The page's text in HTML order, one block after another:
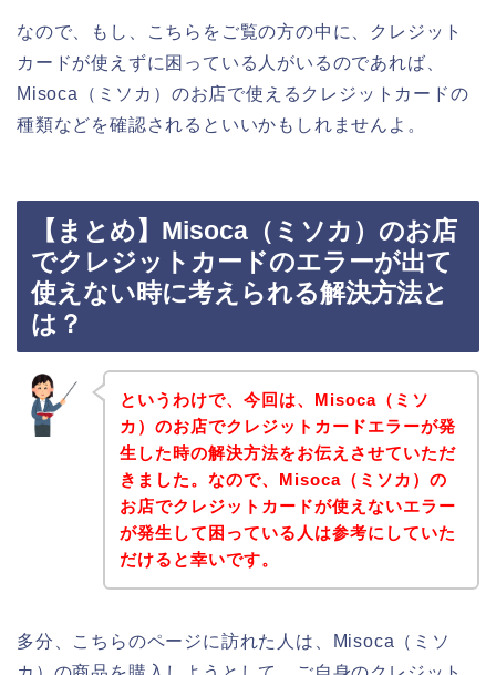
なので、もし、こちらをご覧の方の中に、クレジット
カードが使えずに困っている人がいるのであれば、
Misoca（ミソカ）のお店で使えるクレジットカードの
種類などを確認されるといいかもしれませんよ。
【まとめ】Misoca（ミソカ）のお店
でクレジットカードのエラーが出て
使えない時に考えられる解決方法と
は？
というわけで、今回は、Misoca（ミソ
カ）のお店でクレジットカードエラーが発
生した時の解決方法をお伝えさせていただ
きました。なので、Misoca（ミソカ）の
お店でクレジットカードが使えないエラー
が発生して困っている人は参考にしていた
だけると幸いです。
多分、こちらのページに訪れた人は、Misoca（ミソ